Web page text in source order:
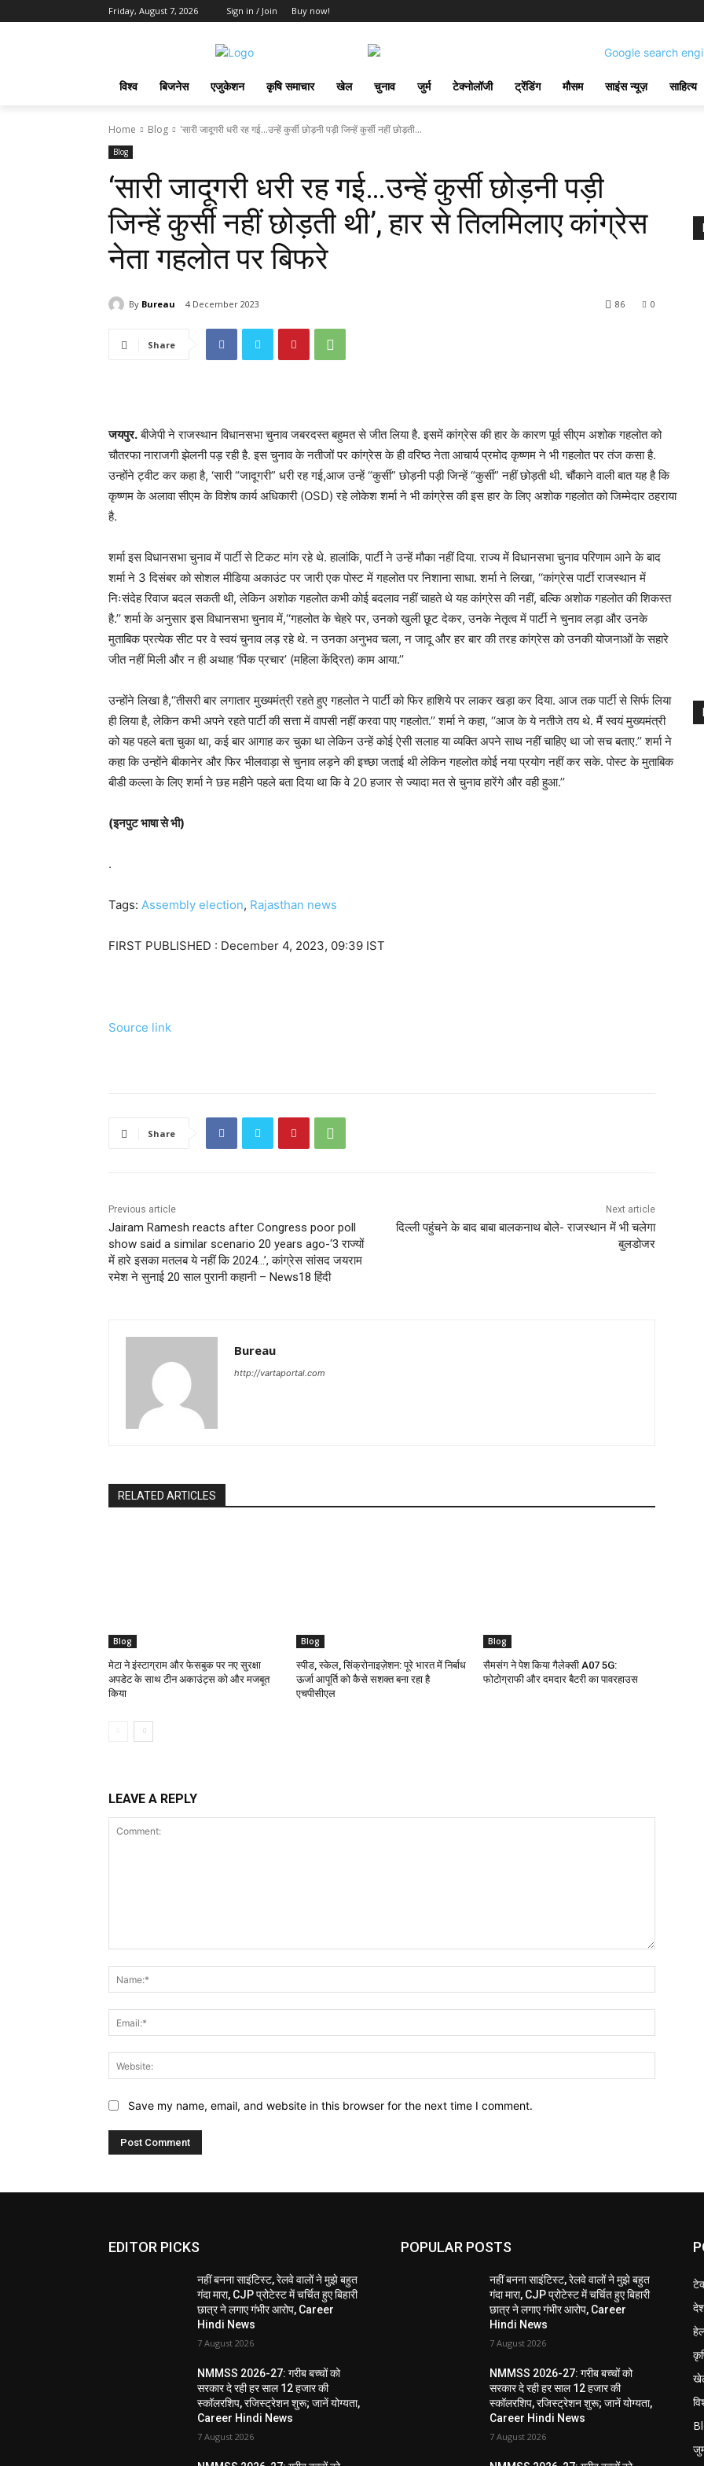
Friday, August 7, 2026 Sign in / Join Buy now!
विश्व बिजनेस एजुकेशन कृषि समाचार खेल चुनाव जुर्म टेक्नोलॉजी ट्रेंडिंग मौसम साइंस न्यूज़ साहित्य
Home Blog 'सारी जादूगरी धरी रह गई...उन्‍हें कुर्सी छोड़नी पड़ी जिन्‍हें कुर्सी नहीं छोड़ती...
Blog
‘सारी जादूगरी धरी रह गई…उन्‍हें कुर्सी छोड़नी पड़ी
जिन्‍हें कुर्सी नहीं छोड़ती थी’, हार से तिलमिलाए कांग्रेस
नेता गहलोत पर बिफरे
By Bureau 4 December 2023 0
86
Share
जयपुर.बीजेपी ने राजस्थान विधानसभा चुनाव जबरदस्त बहुमत से जीत लिया है. इसमें कांग्रेस की हार के कारण पूर्व सीएम अशोक गहलोत को
चौतरफा नाराजगी झेलनी पड़ रही है. इस चुनाव के नतीजों पर कांग्रेस के ही वरिष्ठ नेता आचार्य प्रमोद कृष्णम ने भी गहलोत पर तंज कसा है.
उन्होंने ट्वीट कर कहा है, ‘सारी “जादूगरी” धरी रह गई,आज उन्हें “कुर्सी” छोड़नी पड़ी जिन्हें “कुर्सी” नहीं छोड़ती थी. चौंकाने वाली बात यह है कि
कृष्णम के अलावा सीएम के विशेष कार्य अधिकारी (OSD) रहे लोकेश शर्मा ने भी कांग्रेस की इस हार के लिए अशोक गहलोत को जिम्मेदार ठहराया
है.
शर्मा इस विधानसभा चुनाव में पार्टी से टिकट मांग रहे थे. हालांकि, पार्टी ने उन्हें मौका नहीं दिया. राज्य में विधानसभा चुनाव परिणाम आने के बाद
शर्मा ने 3 दिसंबर को सोशल मीडिया अकाउंट पर जारी एक पोस्ट में गहलोत पर निशाना साधा. शर्मा ने लिखा, ‘‘कांग्रेस पार्टी राजस्थान में
निःसंदेह रिवाज बदल सकती थी, लेकिन अशोक गहलोत कभी कोई बदलाव नहीं चाहते थे यह कांग्रेस की नहीं, बल्कि अशोक गहलोत की शिकस्त
है.’’ शर्मा के अनुसार इस विधानसभा चुनाव में,‘‘गहलोत के चेहरे पर, उनको खुली छूट देकर, उनके नेतृत्व में पार्टी ने चुनाव लड़ा और उनके
मुताबिक प्रत्येक सीट पर वे स्वयं चुनाव लड़ रहे थे. न उनका अनुभव चला, न जादू और हर बार की तरह कांग्रेस को उनकी योजनाओं के सहारे
जीत नहीं मिली और न ही अथाह ‘पिंक प्रचार’ (महिला केंद्रित) काम आया.’’
उन्होंने लिखा है,‘‘तीसरी बार लगातार मुख्यमंत्री रहते हुए गहलोत ने पार्टी को फिर हाशिये पर लाकर खड़ा कर दिया. आज तक पार्टी से सिर्फ लिया
ही लिया है, लेकिन कभी अपने रहते पार्टी की सत्ता में वापसी नहीं करवा पाए गहलोत.’’ शर्मा ने कहा, ‘‘आज के ये नतीजे तय थे. मैं स्वयं मुख्यमंत्री
को यह पहले बता चुका था, कई बार आगाह कर चुका था लेकिन उन्हें कोई ऐसी सलाह या व्यक्ति अपने साथ नहीं चाहिए था जो सच बताए.’’ शर्मा ने
कहा कि उन्होंने बीकानेर और फिर भीलवाड़ा से चुनाव लड़ने की इच्छा जताई थी लेकिन गहलोत कोई नया प्रयोग नहीं कर सके. पोस्ट के मुताबिक
बीडी कल्ला के लिए शर्मा ने छह महीने पहले बता दिया था कि वे 20 हजार से ज्यादा मत से चुनाव हारेंगे और वही हुआ.’’
(इनपुट भाषा से भी)
.
Tags: Assembly election, Rajasthan news
FIRST PUBLISHED : December 4, 2023, 09:39 IST
Source link
Share
Previous article
Jairam Ramesh reacts after Congress poor poll
show said a similar scenario 20 years ago-‘3 राज्‍यों
में हारे इसका मतलब ये नहीं कि 2024…’, कांग्रेस सांसद जयराम
रमेश ने सुनाई 20 साल पुरानी कहानी – News18 हिंदी
Next article
दिल्‍ली पहुंचने के बाद बाबा बालकनाथ बोले- राजस्‍थान में भी चलेगा
बुलडोजर
Bureau
http://vartaportal.com
RELATED ARTICLES
Blog
मेटा ने इंस्टाग्राम और फेसबुक पर नए सुरक्षा
अपडेट के साथ टीन अकाउंट्स को और मजबूत
किया
Blog
स्पीड, स्केल, सिंक्रोनाइज़ेशन: पूरे भारत में निर्बाध
ऊर्जा आपूर्ति को कैसे सशक्त बना रहा है
एचपीसीएल
Blog
सैमसंग ने पेश किया गैलेक्सी A07 5G:
फोटोग्राफी और दमदार बैटरी का पावरहाउस
LEAVE A REPLY
Save my name, email, and website in this browser for the next time I comment.
EDITOR PICKS
नहीं बनना साइंटिस्ट, रेलवे वालों ने मुझे बहुत
गंदा मारा, CJP प्रोटेस्ट में चर्चित हुए बिहारी
छात्र ने लगाए गंभीर आरोप, Career
Hindi News
7 August 2026
NMMSS 2026-27: गरीब बच्चों को
सरकार दे रही हर साल 12 हजार की
स्कॉलरशिप, रजिस्ट्रेशन शुरू; जानें योग्यता,
Career Hindi News
7 August 2026
POPULAR POSTS
नहीं बनना साइंटिस्ट, रेलवे वालों ने मुझे बहुत
गंदा मारा, CJP प्रोटेस्ट में चर्चित हुए बिहारी
छात्र ने लगाए गंभीर आरोप, Career
Hindi News
7 August 2026
NMMSS 2026-27: गरीब बच्चों को
सरकार दे रही हर साल 12 हजार की
स्कॉलरशिप, रजिस्ट्रेशन शुरू; जानें योग्यता,
Career Hindi News
7 August 2026